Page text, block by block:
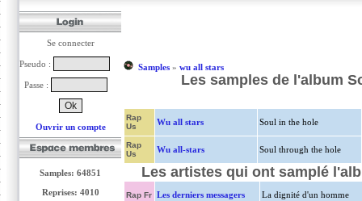
Se connecter
Pseudo :
Passe :
Ouvrir un compte
Samples: 64851
Reprises: 4010
Samples» wu all stars
Les samples de l'album
Rap
Us
Wu all stars Soul in the hole
Rap
Us
Wu all-stars Soul through the hole
Les artistes qui ont samplé
Rap Fr Les derniers messagers La dignité d'un homme